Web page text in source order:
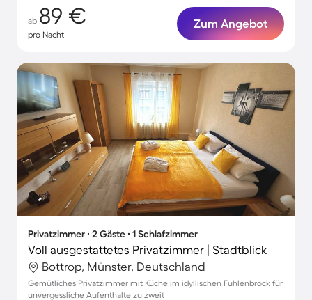
ab 89 €
pro Nacht
Zum Angebot
Privatzimmer ∙ 2 Gäste ∙ 1 Schlafzimmer
Voll ausgestattetes Privatzimmer | Stadtblick
Bottrop, Münster, Deutschland
Gemütliches Privatzimmer mit Küche im idyllischen Fuhlenbrock für
unvergessliche Aufenthalte zu zweit